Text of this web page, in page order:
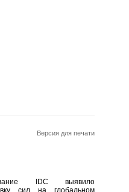
Версия для печати